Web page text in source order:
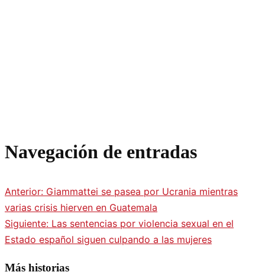
Navegación de entradas
Anterior: Giammattei se pasea por Ucrania mientras
varias crisis hierven en Guatemala
Siguiente: Las sentencias por violencia sexual en el
Estado español siguen culpando a las mujeres
Más historias